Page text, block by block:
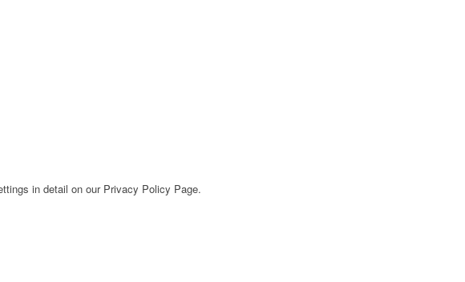
in detail on our Privacy Policy Page.